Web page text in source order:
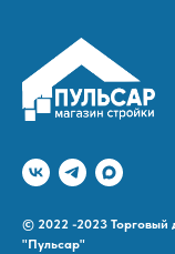
© 2022 -2023 Торговый
"Пульсар"